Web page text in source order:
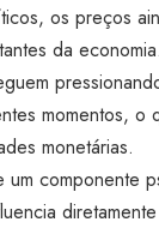
os preços
da
momentos, o
monetárias.
um componente